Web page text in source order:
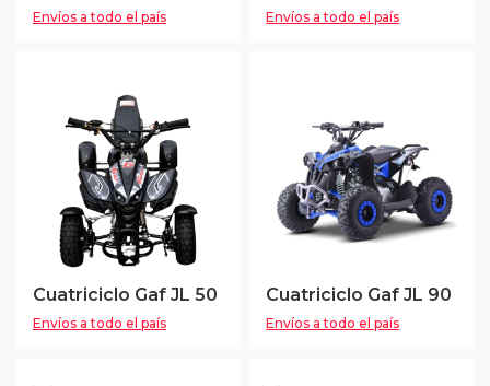
Envíos a todo el país Envíos a todo el país
Cuatriciclo Gaf JL 50
Envíos a todo el país
Cuatriciclo Gaf JL 90
Envíos a todo el país